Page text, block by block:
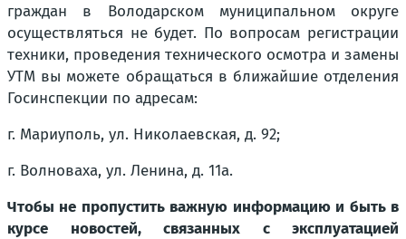
граждан в Володарском муниципальном округе
осуществляться не будет. По вопросам регистрации
техники, проведения технического осмотра и замены
УТМ вы можете обращаться в ближайшие отделения
Госинспекции по адресам:
г. Мариуполь, ул. Николаевская, д. 92;
г. Волноваха, ул. Ленина, д. 11а.
Чтобы не пропустить важную информацию и быть в
курсе новостей, связанных с эксплуатацией